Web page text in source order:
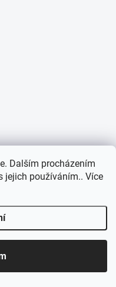
Dalším procházením
jejich používáním.. Více